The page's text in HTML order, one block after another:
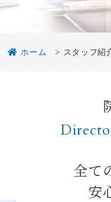
ホーム スタッフ紹
全て
安